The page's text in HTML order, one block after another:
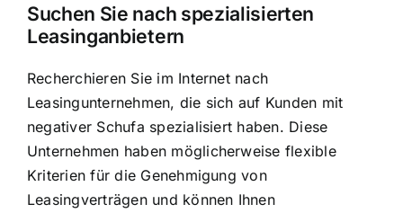
Suchen Sie nach spezialisierten
Leasinganbietern
Recherchieren Sie im Internet nach
Leasingunternehmen, die sich auf Kunden mit
negativer Schufa spezialisiert haben. Diese
Unternehmen haben möglicherweise flexible
Kriterien für die Genehmigung von
Leasingverträgen und können Ihnen